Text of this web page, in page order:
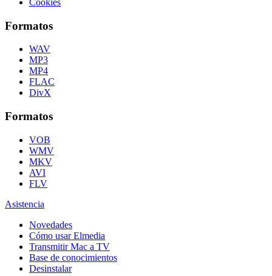
Formatos
WAV
MP3
MP4
FLAC
DivX
Formatos
VOB
WMV
MKV
AVI
FLV
Asistencia
Novedades
Cómo usar Elmedia
Transmitir Mac a TV
Base de conocimientos
Desinstalar